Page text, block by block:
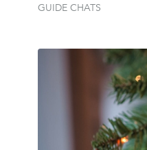
GUIDE CHATS